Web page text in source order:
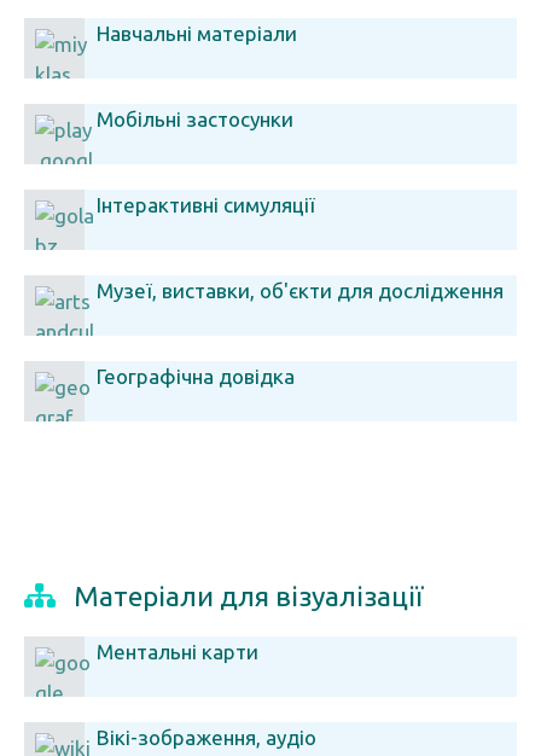
Навчальні матеріали
Мобільні застосунки
Інтерактивні симуляції
Музеї, виставки, об'єкти для дослідження
Географічна довідка
Матеріали для візуалізації
Ментальні карти
Вікі-зображення, аудіо